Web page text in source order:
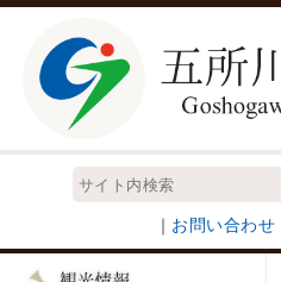
｜ お問い合わせ